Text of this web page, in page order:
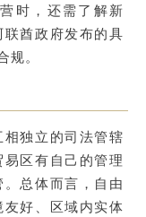
时，还需了解新
联酋政府发布的具
。
独立的司法管辖
区有自己的管理
总体而言，自由
好、区域内实体